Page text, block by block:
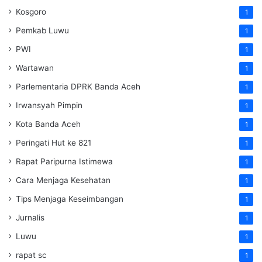
Kosgoro 1
Pemkab Luwu 1
PWI 1
Wartawan 1
Parlementaria DPRK Banda Aceh 1
Irwansyah Pimpin 1
Kota Banda Aceh 1
Peringati Hut ke 821 1
Rapat Paripurna Istimewa 1
Cara Menjaga Kesehatan 1
Tips Menjaga Keseimbangan 1
Jurnalis 1
Luwu 1
rapat sc 1